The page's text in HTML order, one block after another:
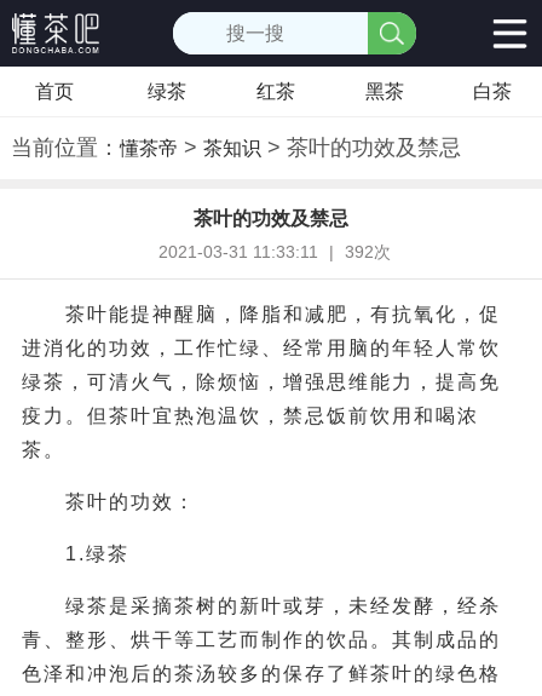
首页 绿茶 红茶 黑茶 白茶
当前位置：懂茶帝 > 茶知识 > 茶叶的功效及禁忌
茶叶的功效及禁忌
2021-03-31 11:33:11 | 392次
茶叶能提神醒脑，降脂和减肥，有抗氧化，促
进消化的功效，工作忙绿、经常用脑的年轻人常饮
绿茶，可清火气，除烦恼，增强思维能力，提高免
疫力。但茶叶宜热泡温饮，禁忌饭前饮用和喝浓
茶。
茶叶的功效：
1.绿茶
绿茶是采摘茶树的新叶或芽，未经发酵，经杀
青、整形、烘干等工艺而制作的饮品。其制成品的
色泽和冲泡后的茶汤较多的保存了鲜茶叶的绿色格